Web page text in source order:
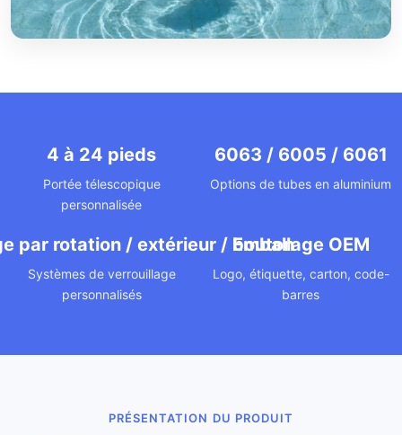
4 à 24 pieds
Portée télescopique
personnalisée
6063 / 6005 / 6061
Options de tubes en aluminium
par rotation / extérieur / bouton
Systèmes de verrouillage
personnalisés
Emballage OEM
Logo, étiquette, carton, code-
barres
PRÉSENTATION DU PRODUIT